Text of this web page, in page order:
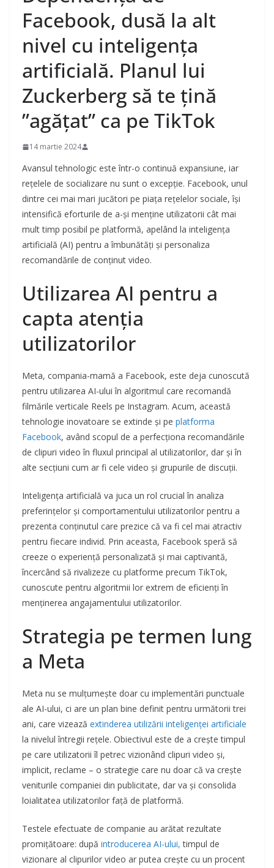
Facebook, dusă la alt
nivel cu inteligența
artificială. Planul lui
Zuckerberg să te țină
”agățat” ca pe TikTok
14 martie 2024
Avansul tehnologic este într-o continuă expansiune, iar
rețelele de socializare nu sunt o excepție. Facebook, unul
dintre cei mai mari jucători pe piața rețelelor sociale, își
intensifică eforturile de a-și menține utilizatorii cât mai
mult timp posibil pe platformă, apelând la inteligența
artificială (AI) pentru a îmbunătăți și personaliza
recomandările de conținut video.
Utilizarea AI pentru a
capta atenția
utilizatorilor
Meta, compania-mamă a Facebook, este deja cunoscută
pentru utilizarea AI-ului în algoritmul care recomandă
filmările verticale Reels pe Instagram. Acum, această
tehnologie inovatoare se extinde și pe platforma
Facebook, având scopul de a perfecționa recomandările
de clipuri video în fluxul principal al utilizatorilor, dar și în
alte secțiuni cum ar fi cele video și grupurile de discuții.
Inteligența artificială va juca un rol crucial în analiza
preferințelor și comportamentului utilizatorilor pentru a
prezenta conținutul care prezice că va fi cel mai atractiv
pentru fiecare individ. Prin aceasta, Facebook speră să
creeze o experiență personalizată și mai captivantă,
încercând să rivalizeze cu platforme precum TikTok,
cunoscute pentru algoritmii lor extrem de eficienți în
menținerea angajamentului utilizatorilor.
Strategia pe termen lung
a Meta
Meta nu se mulțumește doar cu implementări punctuale
ale AI-ului, ci are un plan bine definit pentru următorii trei
ani, care vizează extinderea utilizării inteligenței artificiale
la nivelul întregii rețele. Obiectivul este de a crește timpul
pe care utilizatorii îl petrec vizionând clipuri video și,
implicit, reclame – o strategie care nu doar că va crește
veniturile companiei din publicitate, dar va și consolida
loialitatea utilizatorilor față de platformă.
Testele efectuate de companie au arătat rezultate
promițătoare: după introducerea AI-ului, timpul de
vizionare al clipurilor video ar putea crește cu un procent